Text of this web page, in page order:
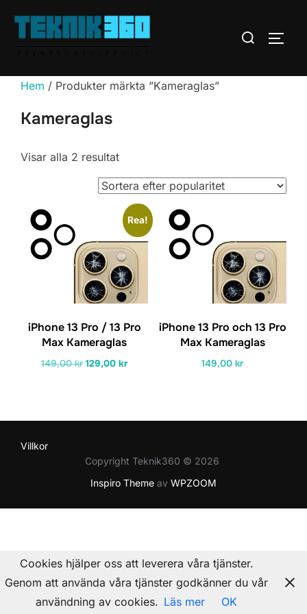
Sök
Hem / Produkter märkta ”Kameraglas”
Kameraglas
Visar alla 2 resultatSortera
efter
popularitet
Rea!
iPhone 13 Pro / 13 Pro
Max Kameraglas
149,00kr Det
129,00krDet
iPhone 13 Pro och 13 Pro
Max Kameraglas
149,00kr
Villkor
Copyright Teknik360 © 2026
Inspiro Theme av WPZOOM
Cookies hjälper oss att leverera våra tjänster.
Genom att använda våra tjänster godkänner du vår
användning av cookies. Läs mer OK